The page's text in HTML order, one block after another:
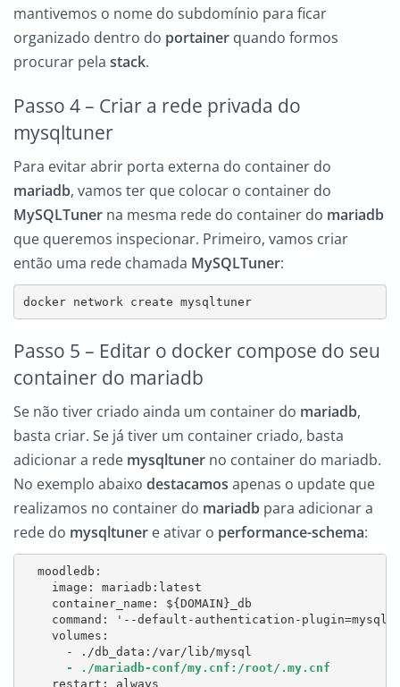
mantivemos o nome do subdomínio para ficar
organizado dentro do portainer quando formos
procurar pela stack.
Passo 4 – Criar a rede privada do
mysqltuner
Para evitar abrir porta externa do container do
mariadb, vamos ter que colocar o container do
MySQLTuner na mesma rede do container do mariadb
que queremos inspecionar. Primeiro, vamos criar
então uma rede chamada MySQLTuner:
docker network create mysqltuner
Passo 5 – Editar o docker compose do seu
container do mariadb
Se não tiver criado ainda um container do mariadb,
basta criar. Se já tiver um container criado, basta
adicionar a rede mysqltuner no container do mariadb.
No exemplo abaixo destacamos apenas o update que
realizamos no container do mariadb para adicionar a
rede do mysqltuner e ativar o performance-schema:
  moodledb:
    image: mariadb:latest
    container_name: ${DOMAIN}_db
command: '--default-authentication-
    volumes:
      - ./mariadb-conf/my.cnf:/root/.my.cnf
    restart: always